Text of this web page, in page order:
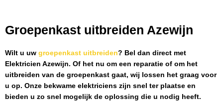
Groepenkast uitbreiden Azewijn
Wilt u uw groepenkast uitbreiden? Bel dan direct met
Elektricien Azewijn. Of het nu om een reparatie of om het
uitbreiden van de groepenkast gaat, wij lossen het graag voor
u op. Onze bekwame elektriciens zijn snel ter plaatse en
bieden u zo snel mogelijk de oplossing die u nodig heeft.